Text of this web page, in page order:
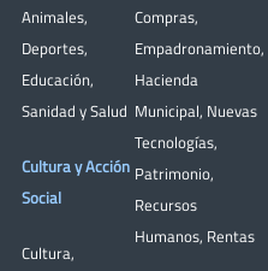
Animales,
Deportes,
Educación,
Sanidad y Salud
Cultura y Acción
Social
Cultura,
Compras,
Empadronamiento,
Hacienda
Municipal, Nuevas
Tecnologías,
Patrimonio,
Recursos
Humanos, Rentas